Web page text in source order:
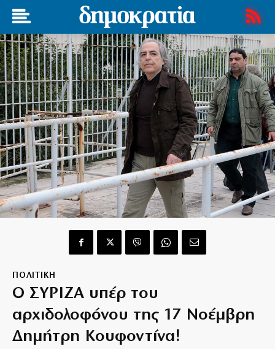
ΠΟΛΙΤΙΚΗ
Ο ΣΥΡΙΖΑ υπέρ του
αρχιδολοφόνου της 17 Νοέμβρη
Δημήτρη Κουφοντίνα!